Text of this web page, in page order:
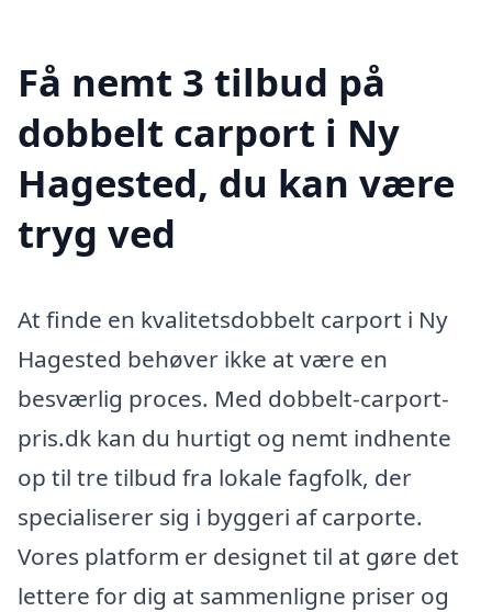
Få nemt 3 tilbud på
dobbelt carport i Ny
Hagested, du kan være
tryg ved
At finde en kvalitetsdobbelt carport i Ny
Hagested behøver ikke at være en
besværlig proces. Med dobbelt-carport-
pris.dk kan du hurtigt og nemt indhente
op til tre tilbud fra lokale fagfolk, der
specialiserer sig i byggeri af carporte.
Vores platform er designet til at gøre det
lettere for dig at sammenligne priser og